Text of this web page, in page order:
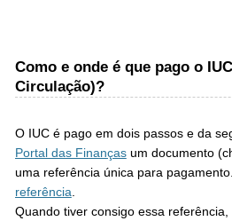
Como e onde é que pago o
Circulação)?
O IUC é pago em dois passos e da
Portal das Finançasum documento
uma referência única para pagamento.
referência
Quando tiver consigo essa